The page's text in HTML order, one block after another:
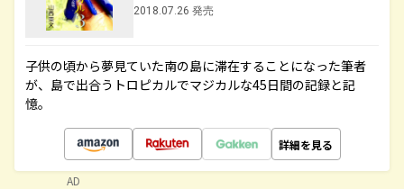
2018.07.26 発売
子供の頃から夢見ていた南の島に滞在することになった筆者
が、島で出合うトロピカルでマジカルな45日間の記録と記
憶。
詳細を見る
AD